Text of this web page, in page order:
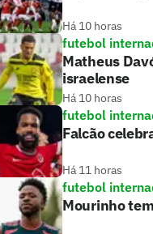
Há 10 horas
futebol
Matheus
israelense
Há 10 horas
futebol
Falcão
Há 11 horas
futebol
Mourinho